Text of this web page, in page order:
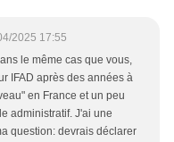
2025 17:55
le même cas que vous,
IFAD après des années à
en France et un peu
administratif. J'ai une
question: devrais déclarer